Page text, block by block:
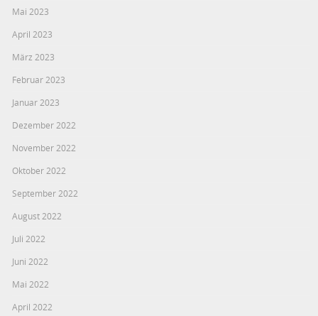
Mai 2023
April 2023
März 2023
Februar 2023
Januar 2023
Dezember 2022
November 2022
Oktober 2022
September 2022
August 2022
Juli 2022
Juni 2022
Mai 2022
April 2022